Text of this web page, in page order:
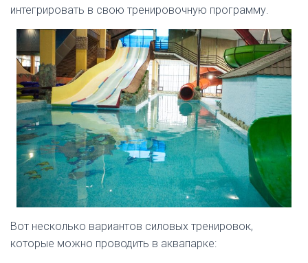
интегрировать в свою тренировочную программу.
Вот несколько вариантов силовых тренировок,
которые можно проводить в аквапарке: